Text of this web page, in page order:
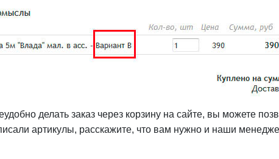
делать заказ через корзину на сайте, вы можете
артикулы, расскажите, что вам нужно и наши